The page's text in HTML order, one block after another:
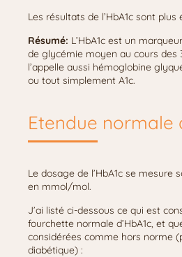
Les résultats de l’HbA1c sont plus
Résumé: L’HbA1c est un
de glycémie moyen au cours des
l’appelle aussi hémoglobine
ou tout simplement A1c.
Etendue normale
Le dosage de l’HbA1c se mesure
en mmol/mol.
J’ai listé ci-dessous ce qui est
fourchette normale d’HbA1c, et
considérées comme hors norme
diabétique) :